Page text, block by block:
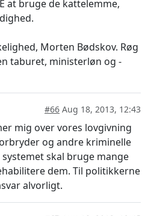
at bruge de kattelemme,
Morten Bødskov. Røg
taburet, ministerløn og -
#66 Aug 18, 2013, 12:43
mig over vores lovgivning
og andre kriminelle
skal bruge mange
dem. Til politikkerne
alvorligt.